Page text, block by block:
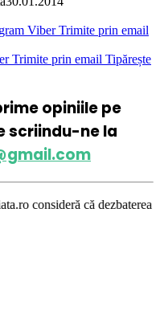
Viber Trimite prin email
Trimite prin email Tipărește
opiniile pe
scriindu-ne la
onestă şi